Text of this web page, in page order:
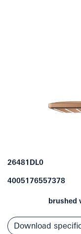
26481DL0
4005176557378
brushed
Download